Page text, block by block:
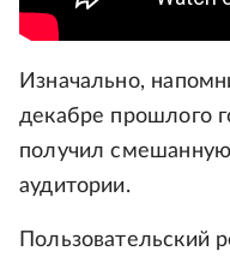
Изначально,
декабре прошлого
получил
аудитории.
Пользовательский